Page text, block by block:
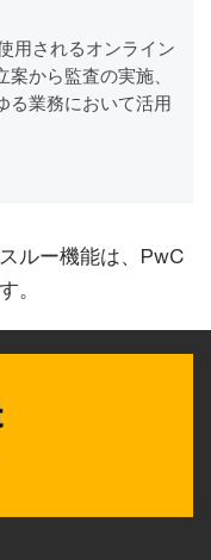
用されるオンライン
から監査の実施、
る業務において活用
ルー機能は、PwC
。